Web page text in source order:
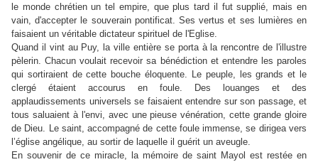
le monde chrétien un tel empire, que plus tard il fut supplié, mais en
vain, d'accepter le souverain pontificat. Ses vertus et ses lumières en
faisaient un véritable dictateur spirituel de l'Eglise.
Quand il vint au Puy, la ville entière se porta à la rencontre de l'illustre
pèlerin. Chacun voulait recevoir sa bénédiction et entendre les paroles
qui sortiraient de cette bouche éloquente. Le peuple, les grands et le
clergé étaient accourus en foule. Des louanges et des
applaudissements universels se faisaient entendre sur son passage, et
tous saluaient à l'envi, avec une pieuse vénération, cette grande gloire
de Dieu. Le saint, accompagné de cette foule immense, se dirigea vers
l’église angélique, au sortir de laquelle il guérit un aveugle.
En souvenir de ce miracle, la mémoire de saint Mayol est restée en